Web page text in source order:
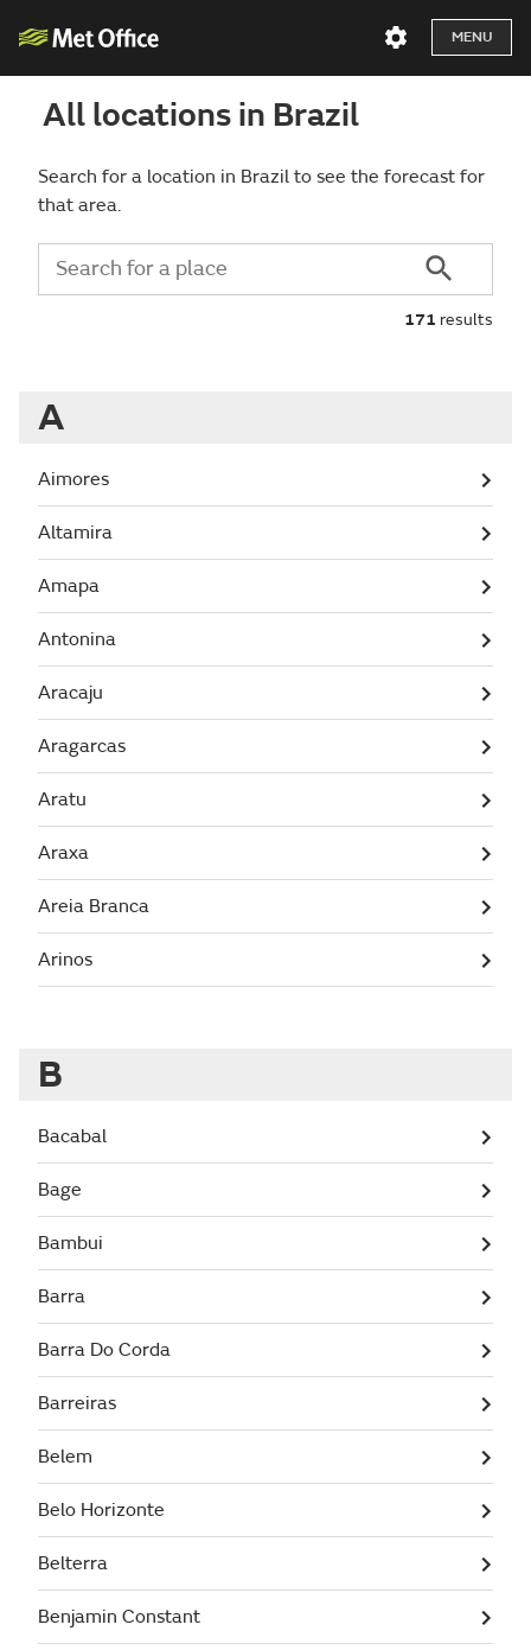
MENU
All locations in Brazil
Search for a location in Brazil to see the forecast for
that area.
171 results
A
Aimores
Altamira
Amapa
Antonina
Aracaju
Aragarcas
Aratu
Araxa
Areia Branca
Arinos
B
Bacabal
Bage
Bambui
Barra
Barra Do Corda
Barreiras
Belem
Belo Horizonte
Belterra
Benjamin Constant